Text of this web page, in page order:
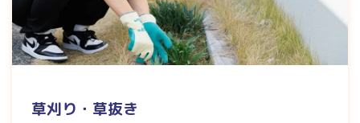
草刈り・草抜き